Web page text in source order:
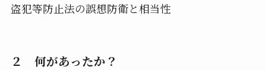
盗犯等防止法の誤想防衛と相当性
２ 何があったか？